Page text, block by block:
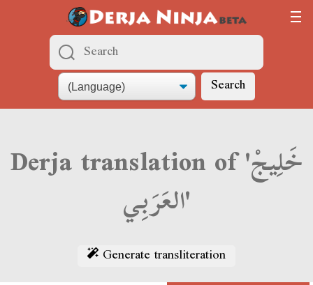
Search
Derja translation of 'خَلِيجْ
العَرَبِي'
Generate transliteration